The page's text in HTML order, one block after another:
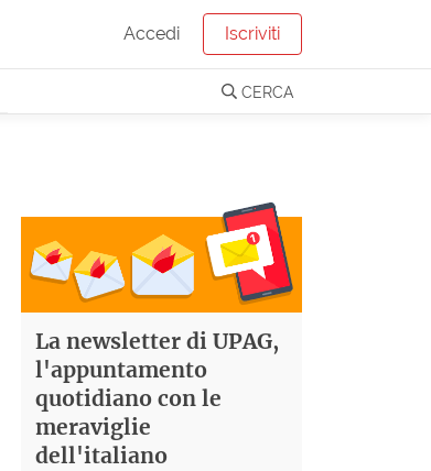
Accedi Iscriviti
CERCA
La newsletter di UPAG,
l'appuntamento
quotidiano con le
meraviglie
dell'italiano